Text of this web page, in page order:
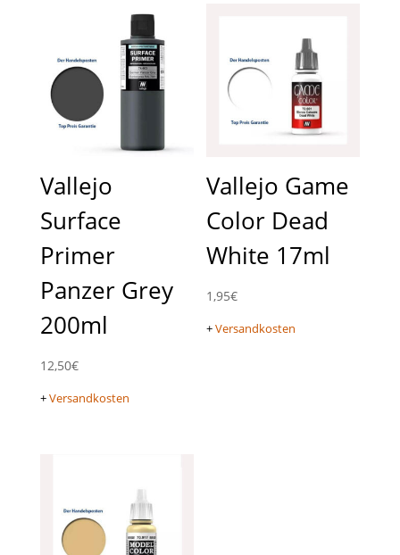
Vallejo
Surface
Primer
Panzer Grey
200ml
12,50€
+Versandkosten
Vallejo Game
Color Dead
White 17ml
1,95€
+Versandkosten